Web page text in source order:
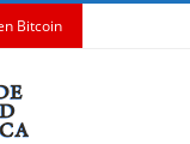
Bitcoin